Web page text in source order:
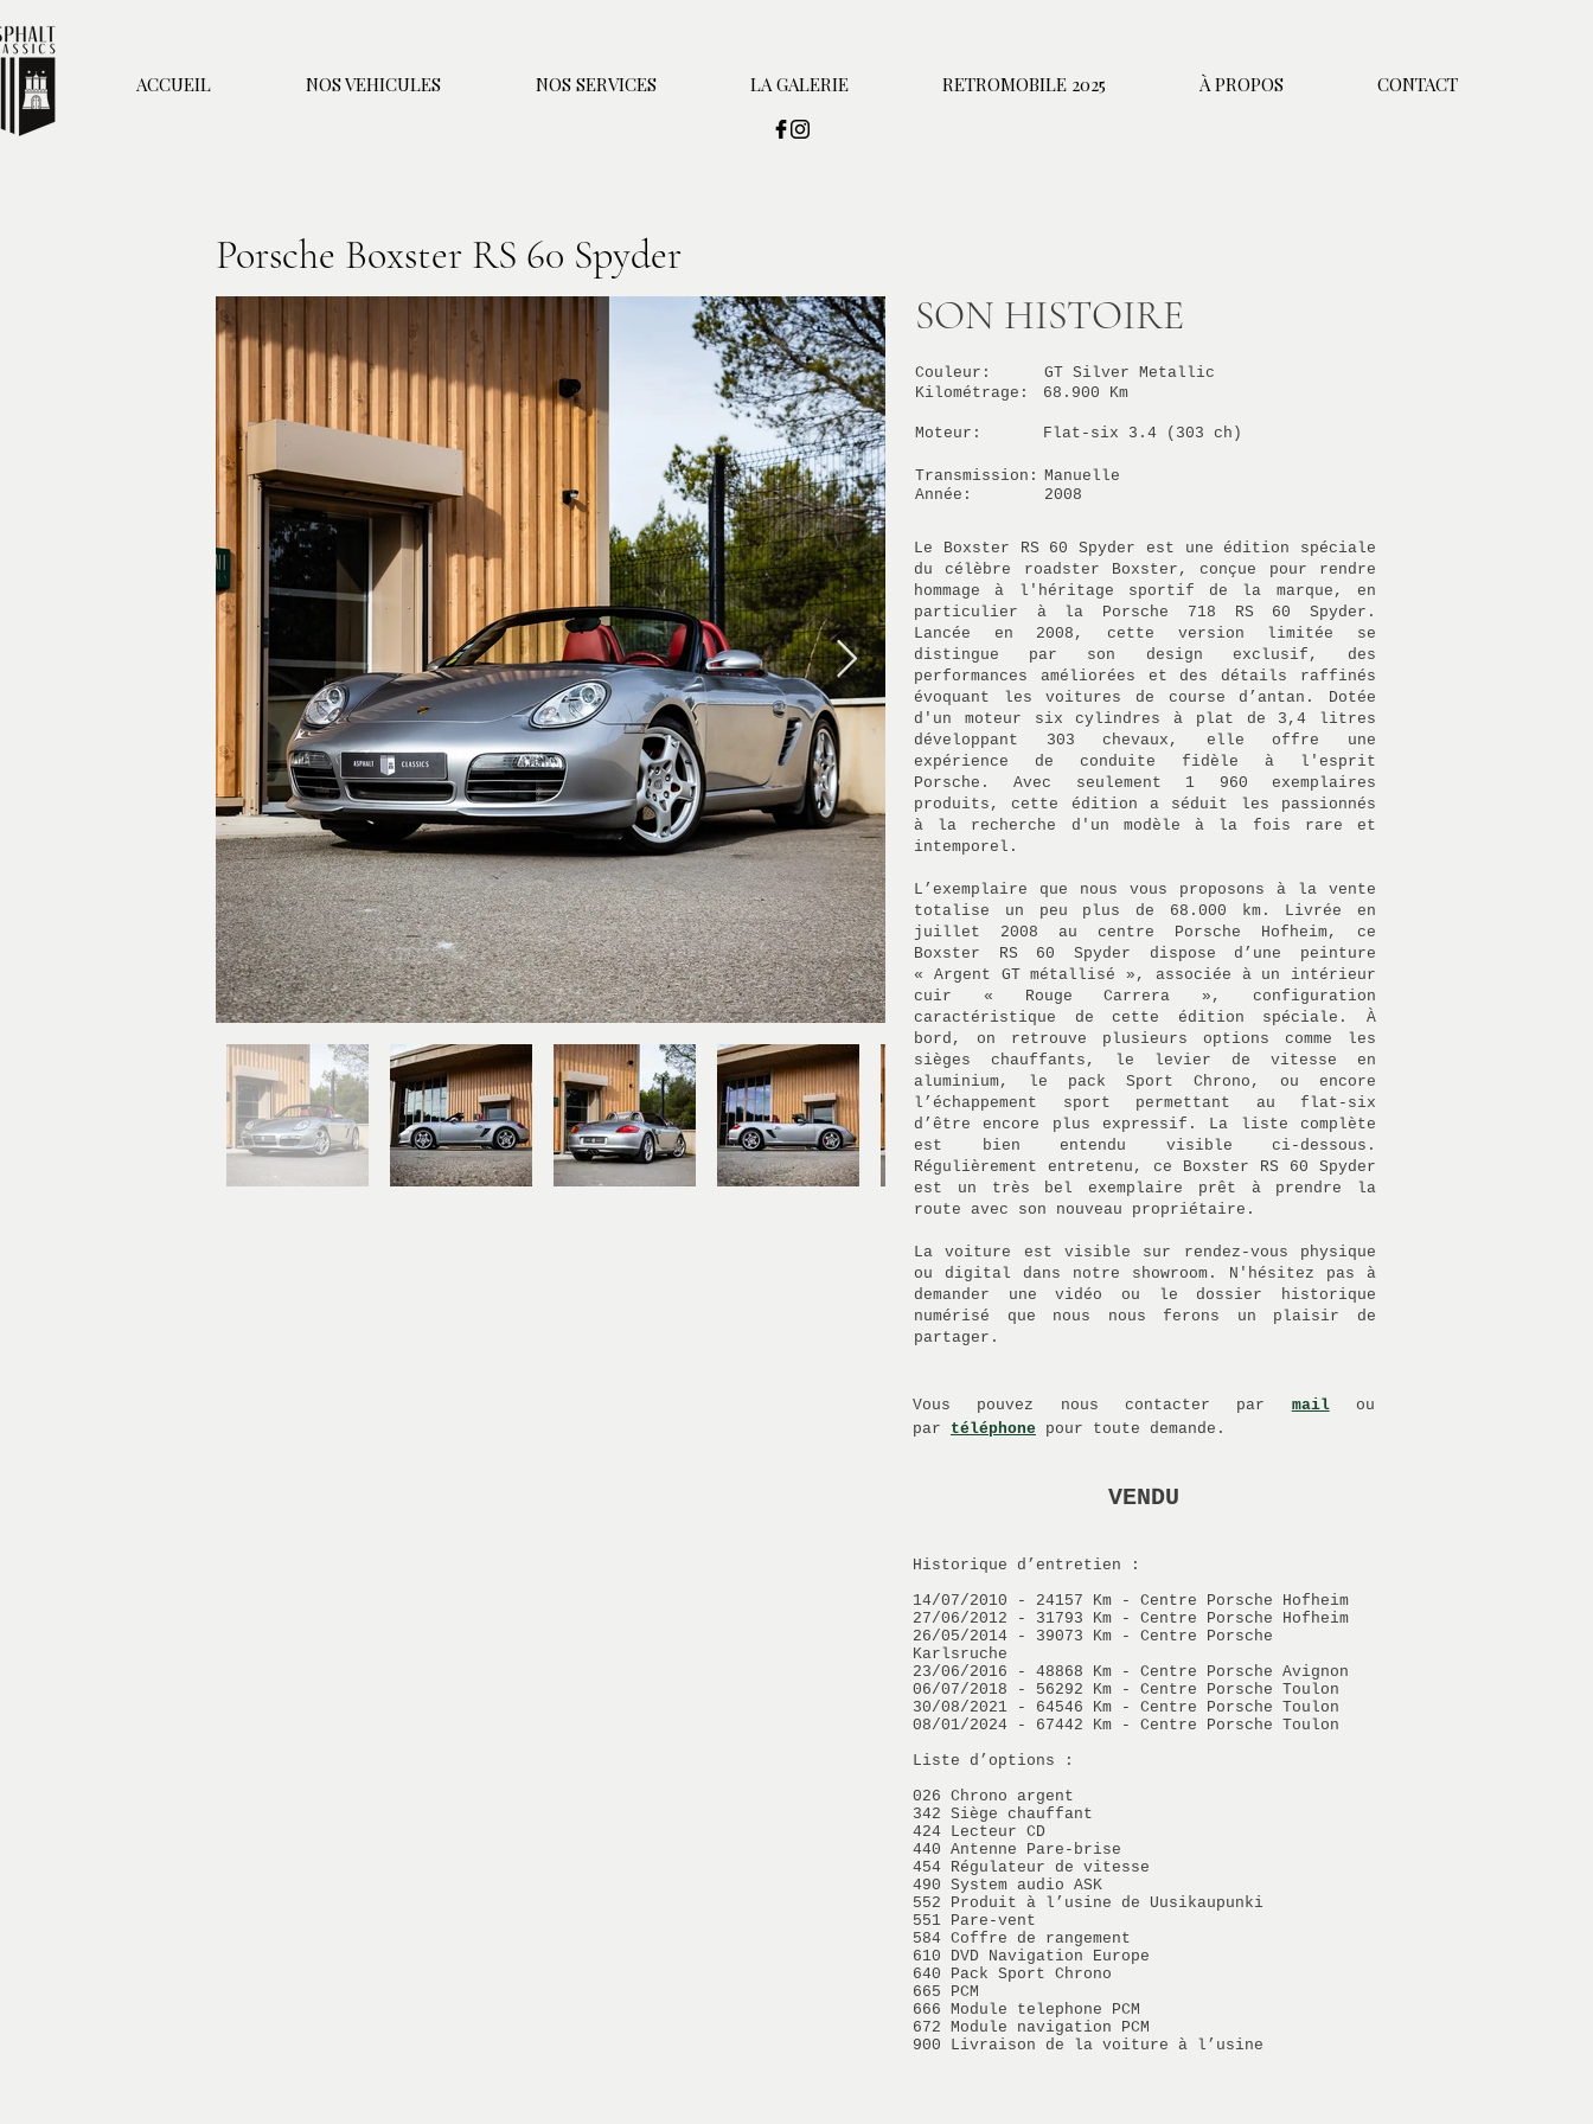
ACCUEIL NOS VEHICULES NOS SERVICES LA GALERIE RETROMOBILE 2025 À PROPOS CONTACT
Porsche Boxster RS 60 Spyder
SON HISTOIRE
Couleur:
GT Silver Metallic
Kilométrage:
68.900 Km
Moteur: Flat-six 3.4 (303 ch)
Transmission: Manuelle
Année:
2008
Le Boxster RS 60 Spyder est une édition spéciale
du célèbre roadster Boxster, conçue pour rendre
hommage à l'héritage sportif de la marque, en
particulier à la Porsche 718 RS 60 Spyder.
Lancée en 2008, cette version limitée se
distingue par son design exclusif, des
performances améliorées et des détails raffinés
évoquant les voitures de course d’antan. Dotée
d'un moteur six cylindres à plat de 3,4 litres
développant 303 chevaux, elle offre une
expérience de conduite fidèle à l'esprit
Porsche. Avec seulement 1 960 exemplaires
produits, cette édition a séduit les passionnés
à la recherche d'un modèle à la fois rare et
intemporel.
L’exemplaire que nous vous proposons à la vente
totalise un peu plus de 68.000 km. Livrée en
juillet 2008 au centre Porsche Hofheim, ce
Boxster RS 60 Spyder dispose d’une peinture
« Argent GT métallisé », associée à un intérieur
cuir « Rouge Carrera », configuration
caractéristique de cette édition spéciale. À
bord, on retrouve plusieurs options comme les
sièges chauffants, le levier de vitesse en
aluminium, le pack Sport Chrono, ou encore
l’échappement sport permettant au flat-six
d’être encore plus expressif. La liste complète
est bien entendu visible ci-dessous.
Régulièrement entretenu, ce Boxster RS 60 Spyder
est un très bel exemplaire prêt à prendre la
route avec son nouveau propriétaire.
La voiture est visible sur rendez-vous physique
ou digital dans notre showroom. N'hésitez pas à
demander une vidéo ou le dossier historique
numérisé que nous nous ferons un plaisir de
partager.
Vous pouvez nous contacter par mailou
par téléphone pour toute demande.
VENDU
Historique d’entretien :
14/07/2010 - 24157 Km - Centre Porsche Hofheim
27/06/2012 - 31793 Km - Centre Porsche Hofheim
26/05/2014 - 39073 Km - Centre Porsche
Karlsruche
23/06/2016 - 48868 Km - Centre Porsche Avignon
06/07/2018 - 56292 Km - Centre Porsche Toulon
30/08/2021 - 64546 Km - Centre Porsche Toulon
08/01/2024 - 67442 Km - Centre Porsche Toulon
Liste d’options :
026 Chrono argent
342 Siège chauffant
424 Lecteur CD
440 Antenne Pare-brise
454 Régulateur de vitesse
490 System audio ASK
552 Produit à l’usine de Uusikaupunki
551 Pare-vent
584 Coffre de rangement
610 DVD Navigation Europe
640 Pack Sport Chrono
665 PCM
666 Module telephone PCM
672 Module navigation PCM
900 Livraison de la voiture à l’usine